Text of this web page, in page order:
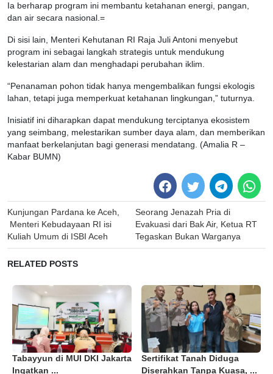
Ia berharap program ini membantu ketahanan energi, pangan,
dan air secara nasional.=
Di sisi lain, Menteri Kehutanan RI Raja Juli Antoni menyebut
program ini sebagai langkah strategis untuk mendukung
kelestarian alam dan menghadapi perubahan iklim.
“Penanaman pohon tidak hanya mengembalikan fungsi ekologis
lahan, tetapi juga memperkuat ketahanan lingkungan,” tuturnya.
Inisiatif ini diharapkan dapat mendukung terciptanya ekosistem
yang seimbang, melestarikan sumber daya alam, dan memberikan
manfaat berkelanjutan bagi generasi mendatang. (Amalia R –
Kabar BUMN)
Post
navigation
Kunjungan Pardana ke Aceh,
Menteri Kebudayaan RI isi
Kuliah Umum di ISBI Aceh
Seorang Jenazah Pria di
Evakuasi dari Bak Air, Ketua RT
Tegaskan Bukan Warganya
RELATED POSTS
Tabayyun di MUI DKI Jakarta
Ingatkan ...
Sertifikat Tanah Diduga
Diserahkan Tanpa Kuasa, ...